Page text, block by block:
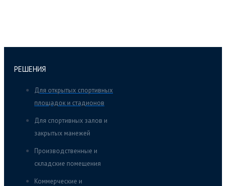
РЕШЕНИЯ
Для открытых спортивных
площадок и стадионов
Для спортивных залов и
закрытых манежей
Производственные и
складские помещения
Коммерческие и